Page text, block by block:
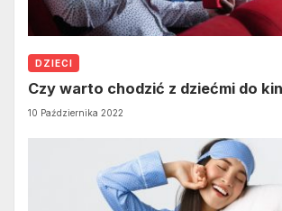
DZIECI
Czy warto chodzić z dziećmi do
10 Października 2022